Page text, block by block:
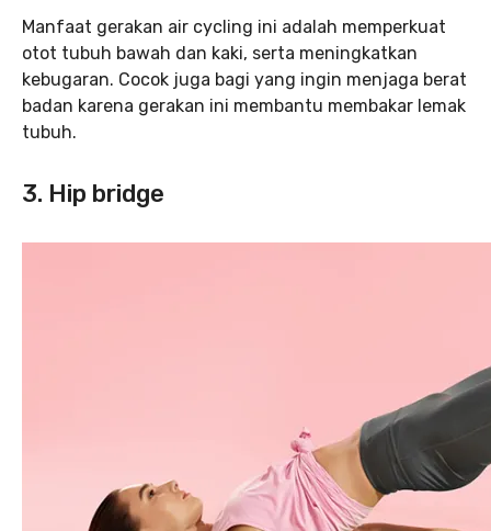
Manfaat gerakan air cycling ini adalah memperkuat
otot tubuh bawah dan kaki, serta meningkatkan
kebugaran. Cocok juga bagi yang ingin menjaga berat
badan karena gerakan ini membantu membakar lemak
tubuh.
3. Hip bridge